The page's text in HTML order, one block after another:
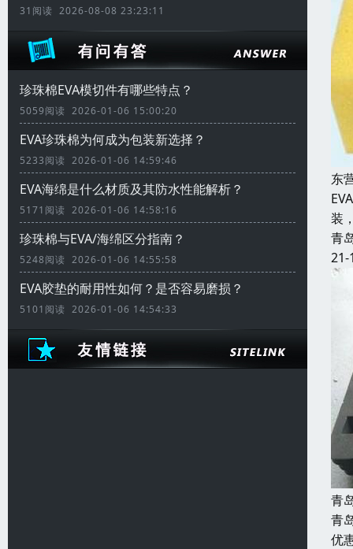
31阅读 2026-08-08 23:23:11
珍珠棉EVA模切件有哪些特点？
5059阅读 2026-01-06 15:00:20
EVA珍珠棉为何成为包装新选择？
5233阅读 2026-01-06 14:59:46
EVA海绵是什么材质及其防水性能解析？
5171阅读 2026-01-06 14:58:16
珍珠棉与EVA/海绵区分指南？
5248阅读 2026-01-06 14:55:58
EVA胶垫的耐用性如何？是否容易磨损？
5101阅读 2026-01-06 14:54:33
东
装
青
21-
青
青
优